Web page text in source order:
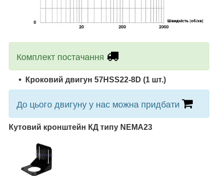
Комплект постачання
Кроковий двигун 57HSS22-8D (1 шт.)
До цього двигуну у нас можна придбати
Кутовий кронштейн КД типу NEMA23